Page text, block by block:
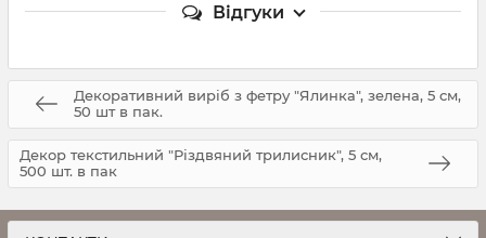
Відгуки
Декоративний виріб з фетру "Ялинка", зелена, 5 см,
50 шт в пак.
Декор текстильний "Різдвяний трилисник", 5 см,
500 шт. в пак